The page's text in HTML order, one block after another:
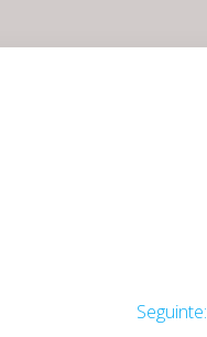
Seguinte: